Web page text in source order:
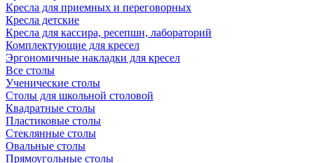
Кресла для приемных и переговорных
Кресла детские
Кресла для кассира, ресепшн, лабораторий
Комплектующие для кресел
Эргономичные накладки для кресел
Все столы
Ученические столы
Столы для школьной столовой
Квадратные столы
Пластиковые столы
Стеклянные столы
Овальные столы
Прямоугольные столы